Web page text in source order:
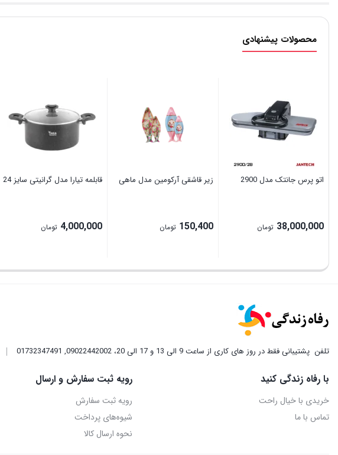
محصولات پیشنهادی
اتو پرس جانتک مدل 2900
38,000,000 تومان
زیر قاشقی آرکومین مدل ماهی
150,400 تومان
قابلمه تیارا مدل گرانیتی سایز 24
4,000,000 تومان
تلفن پشتیبانی فقط در روز های کاری از ساعت 9 الی 13 و 17 الی 20، 09022442002 ,
01732347491
با رفاه زندگی کنید
خریدی با خیال راحت
تماس با ما
رویه ثبت سفارش و ارسال
رویه ثبت سفارش
شیوه‌های پرداخت
نحوه ارسال کالا